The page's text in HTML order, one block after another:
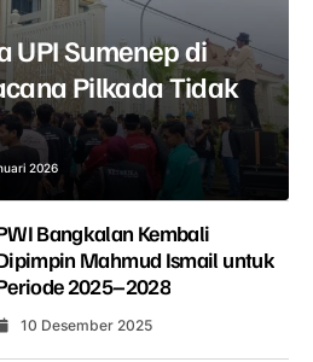
UPI Sumenep di
Pilkada Tidak
2026
Bangkalan Kembali
Mahmud Ismail untuk
2025–2028
10 Desember 2025